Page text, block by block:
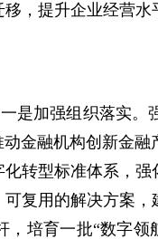
，提升企业经营水
是加强组织落实
金融机构创新金
转型标准体系，
复用的解决方案
培育一批“数字